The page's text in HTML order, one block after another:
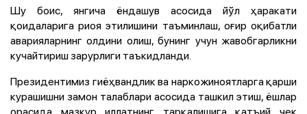
Шу боис, янгича ёндашув асосида йўл ҳаракати
қоидаларига риоя этилишини таъминлаш, оғир оқибатли
аварияларнинг олдини олиш, бунинг учун жавобгарликни
кучайтириш зарурлиги таъкидланди.
Президентимиз гиёҳвандлик ва наркожиноятларга қарши
курашишни замон талаблари асосида ташкил этиш, ёшлар